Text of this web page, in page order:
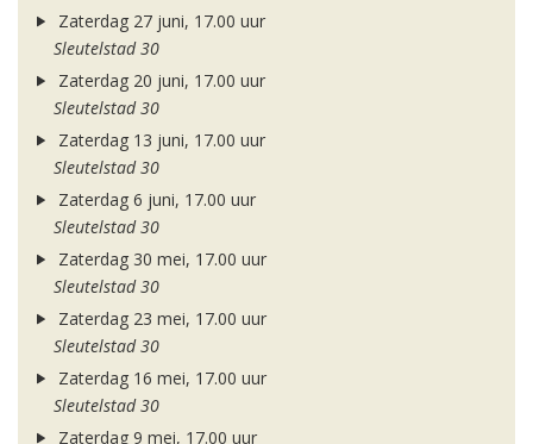
Zaterdag 27 juni, 17.00 uur
Sleutelstad 30
Zaterdag 20 juni, 17.00 uur
Sleutelstad 30
Zaterdag 13 juni, 17.00 uur
Sleutelstad 30
Zaterdag 6 juni, 17.00 uur
Sleutelstad 30
Zaterdag 30 mei, 17.00 uur
Sleutelstad 30
Zaterdag 23 mei, 17.00 uur
Sleutelstad 30
Zaterdag 16 mei, 17.00 uur
Sleutelstad 30
Zaterdag 9 mei, 17.00 uur